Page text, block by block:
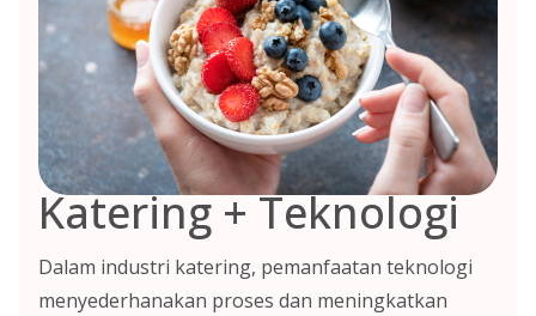
Katering + Teknologi
Dalam industri katering, pemanfaatan teknologi
menyederhanakan proses dan meningkatkan